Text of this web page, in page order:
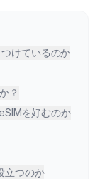
けているのか
？
を好むのか
立つのか